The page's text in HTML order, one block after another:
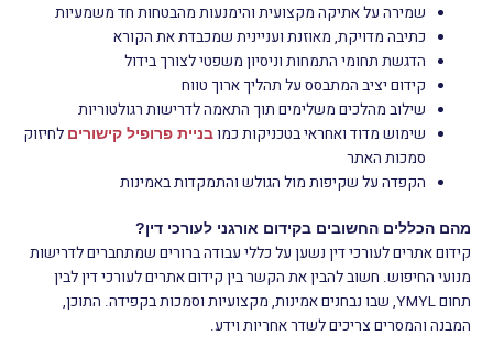
שמירה על אתיקה מקצועית והימנעות מהבטחות חד משמעיות
כתיבה מדויקת, מאוזנת ועניינית שמכבדת את הקורא
הדגשת תחומי התמחות וניסיון משפטי לצורך בידול
קידום יציב המתבסס על תהליך ארוך טווח
שילוב מהלכים משלימים תוך התאמה לדרישות רגולטוריות
שימוש מדוד ואחראי בטכניקות כמובניית פרופיל קישורים לחיזוק
סמכות האתר
הקפדה על שקיפות מול הגולש והתמקדות באמינות
מהם הכללים החשובים בקידום אורגני לעורכי דין?
קידום אתרים לעורכי דין נשען על כללי עבודה ברורים שמתחברים לדרישות
מנועי החיפוש. חשוב להבין את הקשר בין קידום אתרים לעורכי דין לבין
תחום YMYL, שבו נבחנים אמינות, מקצועיות וסמכות בקפידה. התוכן,
המבנה והמסרים צריכים לשדר אחריות וידע.